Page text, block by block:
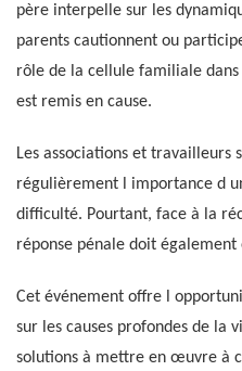
père interpelle sur les
parents cautionnent ou
rôle de la cellule familiale
est remis en cause.
Les associations et travailleurs
régulièrement l importance d
difficulté. Pourtant, face à la
réponse pénale doit également
Cet événement offre l
sur les causes profondes de la
solutions à mettre en œuvre à